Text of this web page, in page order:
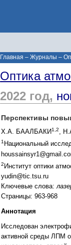
Главная – Журналы –
Оптика
2022 год,
Перспективы
Х.А. БААЛБАКИ1,2,
1 Национальный
2 Институт оптики
yudin@tic.tsu.ru
Ключевые слова:
Страницы: 963-968
Аннотация
Исследован
активной среды ЛПМ